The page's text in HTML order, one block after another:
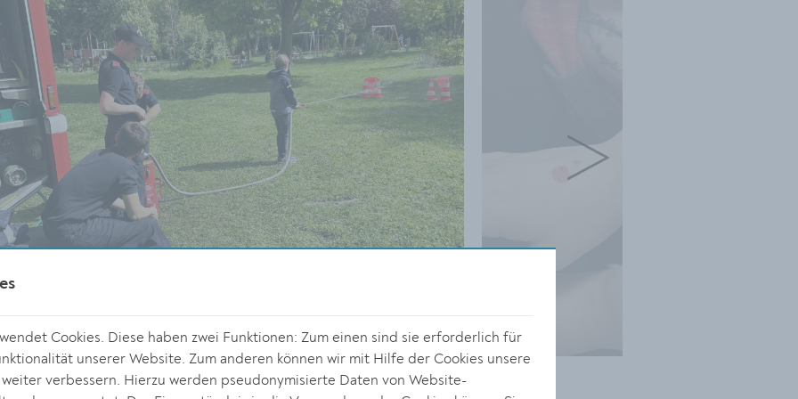
Die Feuerwehr sorgt für Action bei den jungen
© Verein Impulse
Krems
Cookies. Diese haben zwei Funktionen: Zum einen sind sie erforderlich für
unserer Website. Zum anderen können wir mit Hilfe der Cookies unsere
verbessern. Hierzu werden pseudonymisierte Daten von Website-